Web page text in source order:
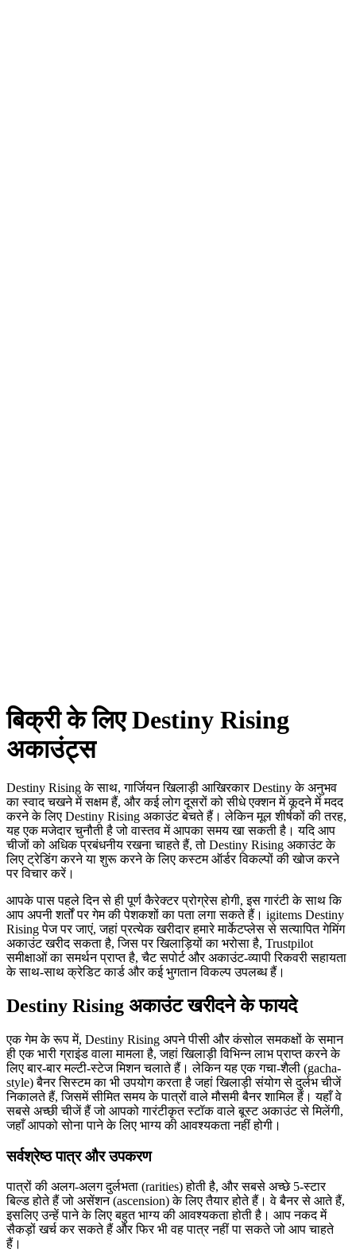
बिक्री के लिए Destiny Rising
अकाउंट्स
Destiny Rising के साथ, गार्जियन खिलाड़ी आखिरकार Destiny के अनुभव
का स्वाद चखने में सक्षम हैं, और कई लोग दूसरों को सीधे एक्शन में कूदने में मदद
करने के लिए Destiny Rising अकाउंट बेचते हैं। लेकिन मूल शीर्षकों की तरह,
यह एक मजेदार चुनौती है जो वास्तव में आपका समय खा सकती है। यदि आप
चीजों को अधिक प्रबंधनीय रखना चाहते हैं, तो Destiny Rising अकाउंट के
लिए ट्रेडिंग करने या शुरू करने के लिए कस्टम ऑर्डर विकल्पों की खोज करने
पर विचार करें।
आपके पास पहले दिन से ही पूर्ण कैरेक्टर प्रोग्रेस होगी, इस गारंटी के साथ कि
आप अपनी शर्तों पर गेम की पेशकशों का पता लगा सकते हैं। igitems Destiny
Rising पेज पर जाएं, जहां प्रत्येक खरीदार हमारे मार्केटप्लेस से सत्यापित गेमिंग
अकाउंट खरीद सकता है, जिस पर खिलाड़ियों का भरोसा है, Trustpilot
समीक्षाओं का समर्थन प्राप्त है, चैट सपोर्ट और अकाउंट-व्यापी रिकवरी सहायता
के साथ-साथ क्रेडिट कार्ड और कई भुगतान विकल्प उपलब्ध हैं।
Destiny Rising अकाउंट खरीदने के फायदे
एक गेम के रूप में, Destiny Rising अपने पीसी और कंसोल समकक्षों के समान
ही एक भारी ग्राइंड वाला मामला है, जहां खिलाड़ी विभिन्न लाभ प्राप्त करने के
लिए बार-बार मल्टी-स्टेज मिशन चलाते हैं। लेकिन यह एक गचा-शैली (gacha-
style) बैनर सिस्टम का भी उपयोग करता है जहां खिलाड़ी संयोग से दुर्लभ चीजें
निकालते हैं, जिसमें सीमित समय के पात्रों वाले मौसमी बैनर शामिल हैं। यहाँ वे
सबसे अच्छी चीजें हैं जो आपको गारंटीकृत स्टॉक वाले बूस्ट अकाउंट से मिलेंगी,
जहाँ आपको सोना पाने के लिए भाग्य की आवश्यकता नहीं होगी।
सर्वश्रेष्ठ पात्र और उपकरण
पात्रों की अलग-अलग दुर्लभता (rarities) होती है, और सबसे अच्छे 5-स्टार
बिल्ड होते हैं जो असेंशन (ascension) के लिए तैयार होते हैं। वे बैनर से आते हैं,
इसलिए उन्हें पाने के लिए बहुत भाग्य की आवश्यकता होती है। आप नकद में
सैकड़ों खर्च कर सकते हैं और फिर भी वह पात्र नहीं पा सकते जो आप चाहते
हैं।